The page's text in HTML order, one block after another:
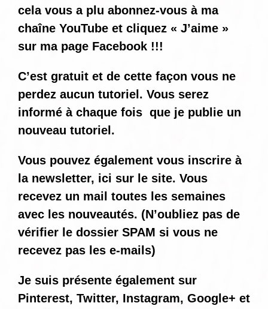
cela vous a plu abonnez-vous à ma
chaîne YouTube et cliquez « J’aime »
sur ma page Facebook !!!
C’est gratuit et de cette façon vous ne
perdez aucun tutoriel. Vous serez
informé à chaque fois que je publie un
nouveau tutoriel.
Vous pouvez également vous inscrire à
la newsletter, ici sur le site. Vous
recevez un mail toutes les semaines
avec les nouveautés. (N’oubliez pas de
vérifier le dossier SPAM si vous ne
recevez pas les e-mails)
Je suis présente également sur
Pinterest, Twitter, Instagram, Google+ et